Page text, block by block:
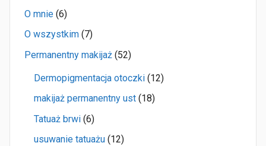
O mnie (6)
O wszystkim (7)
Permanentny makijaż (52)
Dermopigmentacja otoczki (12)
makijaż permanentny ust (18)
Tatuaż brwi (6)
usuwanie tatuażu (12)